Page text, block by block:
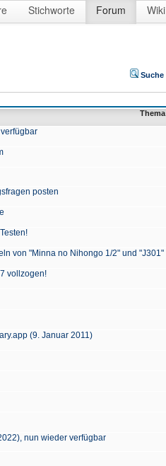
Stichworte Forum Wiki
Suche
Thema
posten
von "Minna no Nihongo 1/2" und "J301"
vollzogen!
(9. Januar 2011)
nun wieder verfügbar